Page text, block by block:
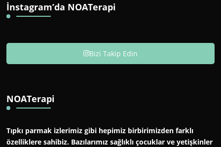
İnstagram’da NOATerapi
Bizi Takip Edin
NOATerapi
Tıpkı parmak izlerimiz gibi hepimiz birbirimizden farklı
özelliklere sahibiz. Bazılarımız sağlıklı çocuklar ve yetişkinler